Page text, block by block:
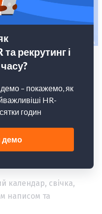
корпоративні сети
концепцій від
календар, свічка,
написом та